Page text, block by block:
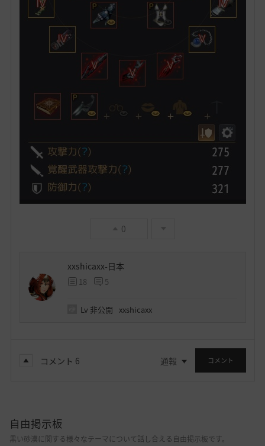
0
xxshicaxx-日本
18 5
Lv 非公開 xxshicaxx
コメント 6 通報 コメント
自由掲示板
黒い砂漠に関する様々なテーマについて話し合える自由掲示板です。